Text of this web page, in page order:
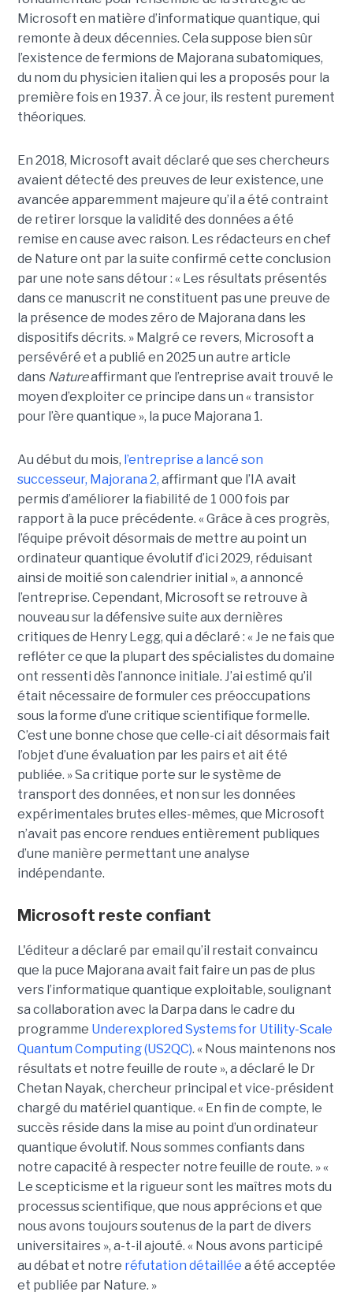
Microsoft en matière d’informatique quantique, qui
remonte à deux décennies. Cela suppose bien sûr
l’existence de fermions de Majorana subatomiques,
du nom du physicien italien qui les a proposés pour la
première fois en 1937. À ce jour, ils restent purement
théoriques.
En 2018, Microsoft avait déclaré que ses chercheurs
avaient détecté des preuves de leur existence, une
avancée apparemment majeure qu’il a été contraint
de retirer lorsque la validité des données a été
remise en cause avec raison. Les rédacteurs en chef
de Nature ont par la suite confirmé cette conclusion
par une note sans détour : « Les résultats présentés
dans ce manuscrit ne constituent pas une preuve de
la présence de modes zéro de Majorana dans les
dispositifs décrits. » Malgré ce revers, Microsoft a
persévéré et a publié en 2025 un autre article
dans Natureaffirmant que l’entreprise avait trouvé le
moyen d’exploiter ce principe dans un « transistor
pour l’ère quantique », la puce Majorana 1.
Au début du mois, l’entreprise a lancé son
successeur, Majorana 2, affirmant que l’IA avait
permis d’améliorer la fiabilité de 1 000 fois par
rapport à la puce précédente. « Grâce à ces progrès,
l’équipe prévoit désormais de mettre au point un
ordinateur quantique évolutif d’ici 2029, réduisant
ainsi de moitié son calendrier initial », a annoncé
l’entreprise. Cependant, Microsoft se retrouve à
nouveau sur la défensive suite aux dernières
critiques de Henry Legg, qui a déclaré : « Je ne fais que
refléter ce que la plupart des spécialistes du domaine
ont ressenti dès l’annonce initiale. J’ai estimé qu’il
était nécessaire de formuler ces préoccupations
sous la forme d’une critique scientifique formelle.
C’est une bonne chose que celle-ci ait désormais fait
l’objet d’une évaluation par les pairs et ait été
publiée. »Sa critique porte sur le système de
transport des données, et non sur les données
expérimentales brutes elles-mêmes, que Microsoft
n’avait pas encore rendues entièrement publiques
d’une manière permettant une analyse
indépendante.
Microsoft reste confiant
L'éditeur a déclaré par email qu’il restait convaincu
que la puce Majorana avait fait faire un pas de plus
vers l’informatique quantique exploitable, soulignant
sa collaboration avec la Darpa dans le cadre du
programme Underexplored Systems for Utility-Scale
Quantum Computing (US2QC). « Nous maintenons nos
résultats et notre feuille de route », a déclaré le Dr
Chetan Nayak, chercheur principal et vice-président
chargé du matériel quantique. « En fin de compte, le
succès réside dans la mise au point d’un ordinateur
quantique évolutif. Nous sommes confiants dans
notre capacité à respecter notre feuille de route. »«
Le scepticisme et la rigueur sont les maîtres mots du
processus scientifique, que nous apprécions et que
nous avons toujours soutenus de la part de divers
universitaires », a-t-il ajouté. « Nous avons participé
au débat et notre réfutation détaillée a été acceptée
et publiée par Nature. »